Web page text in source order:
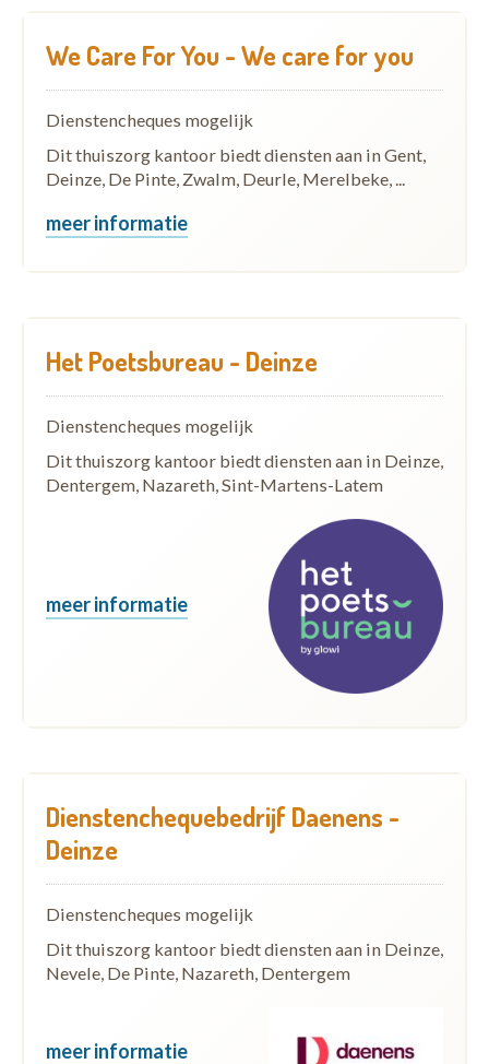
We Care For You - We care for you
Dienstencheques mogelijk
Dit thuiszorg kantoor biedt diensten aan in Gent,
Deinze, De Pinte, Zwalm, Deurle, Merelbeke, ...
meer informatie
Het Poetsbureau - Deinze
Dienstencheques mogelijk
Dit thuiszorg kantoor biedt diensten aan in Deinze,
Dentergem, Nazareth, Sint-Martens-Latem
meer informatie
Dienstenchequebedrijf Daenens -
Deinze
Dienstencheques mogelijk
Dit thuiszorg kantoor biedt diensten aan in Deinze,
Nevele, De Pinte, Nazareth, Dentergem
meer informatie